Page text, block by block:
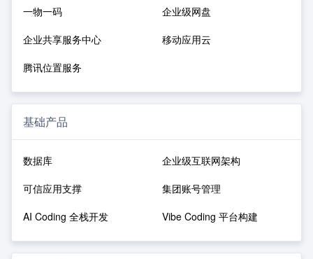
一物一码
企业级网盘
企业共享服务中心
移动应用云
腾讯位置服务
基础产品
数据库
企业级互联网架构
可信应用支撑
集团账号管理
AI Coding 全栈开发
Vibe Coding 平台构建